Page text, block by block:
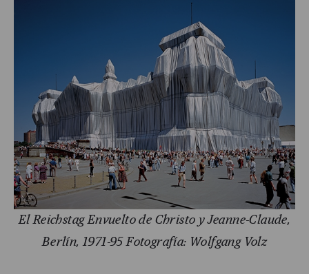
El Reichstag Envuelto de Christo y Jeanne-Claude,
Berlín, 1971-95 Fotografía: Wolfgang Volz